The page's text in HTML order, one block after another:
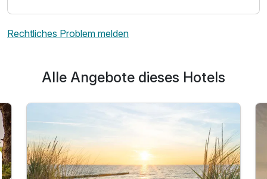
Rechtliches Problem melden
Alle Angebote dieses Hotels